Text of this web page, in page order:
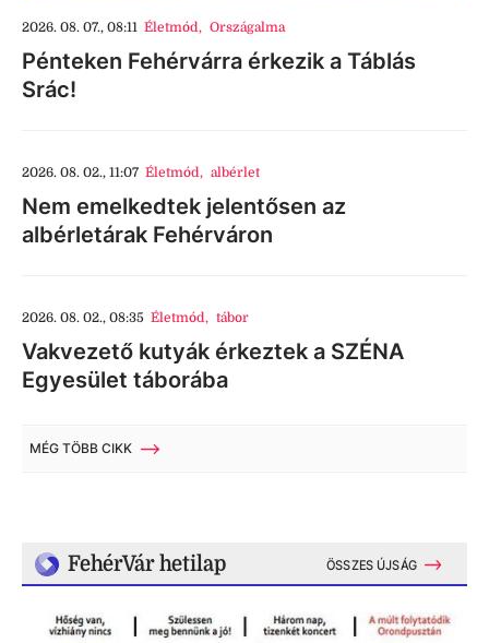
2026. 08. 07., 08:11 Életmód, Országalma
Pénteken Fehérvárra érkezik a Táblás
Srác!
2026. 08. 02., 11:07 Életmód, albérlet
Nem emelkedtek jelentősen az
albérletárak Fehérváron
2026. 08. 02., 08:35 Életmód, tábor
Vakvezető kutyák érkeztek a SZÉNA
Egyesület táborába
MÉG TÖBB CIKK
FehérVár hetilap ÖSSZES ÚJSÁG